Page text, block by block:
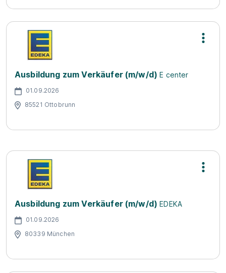
Ausbildung zum Verkäufer (m/w/d) E center
01.09.2026
85521 Ottobrunn
Ausbildung zum Verkäufer (m/w/d) EDEKA
01.09.2026
80339 München